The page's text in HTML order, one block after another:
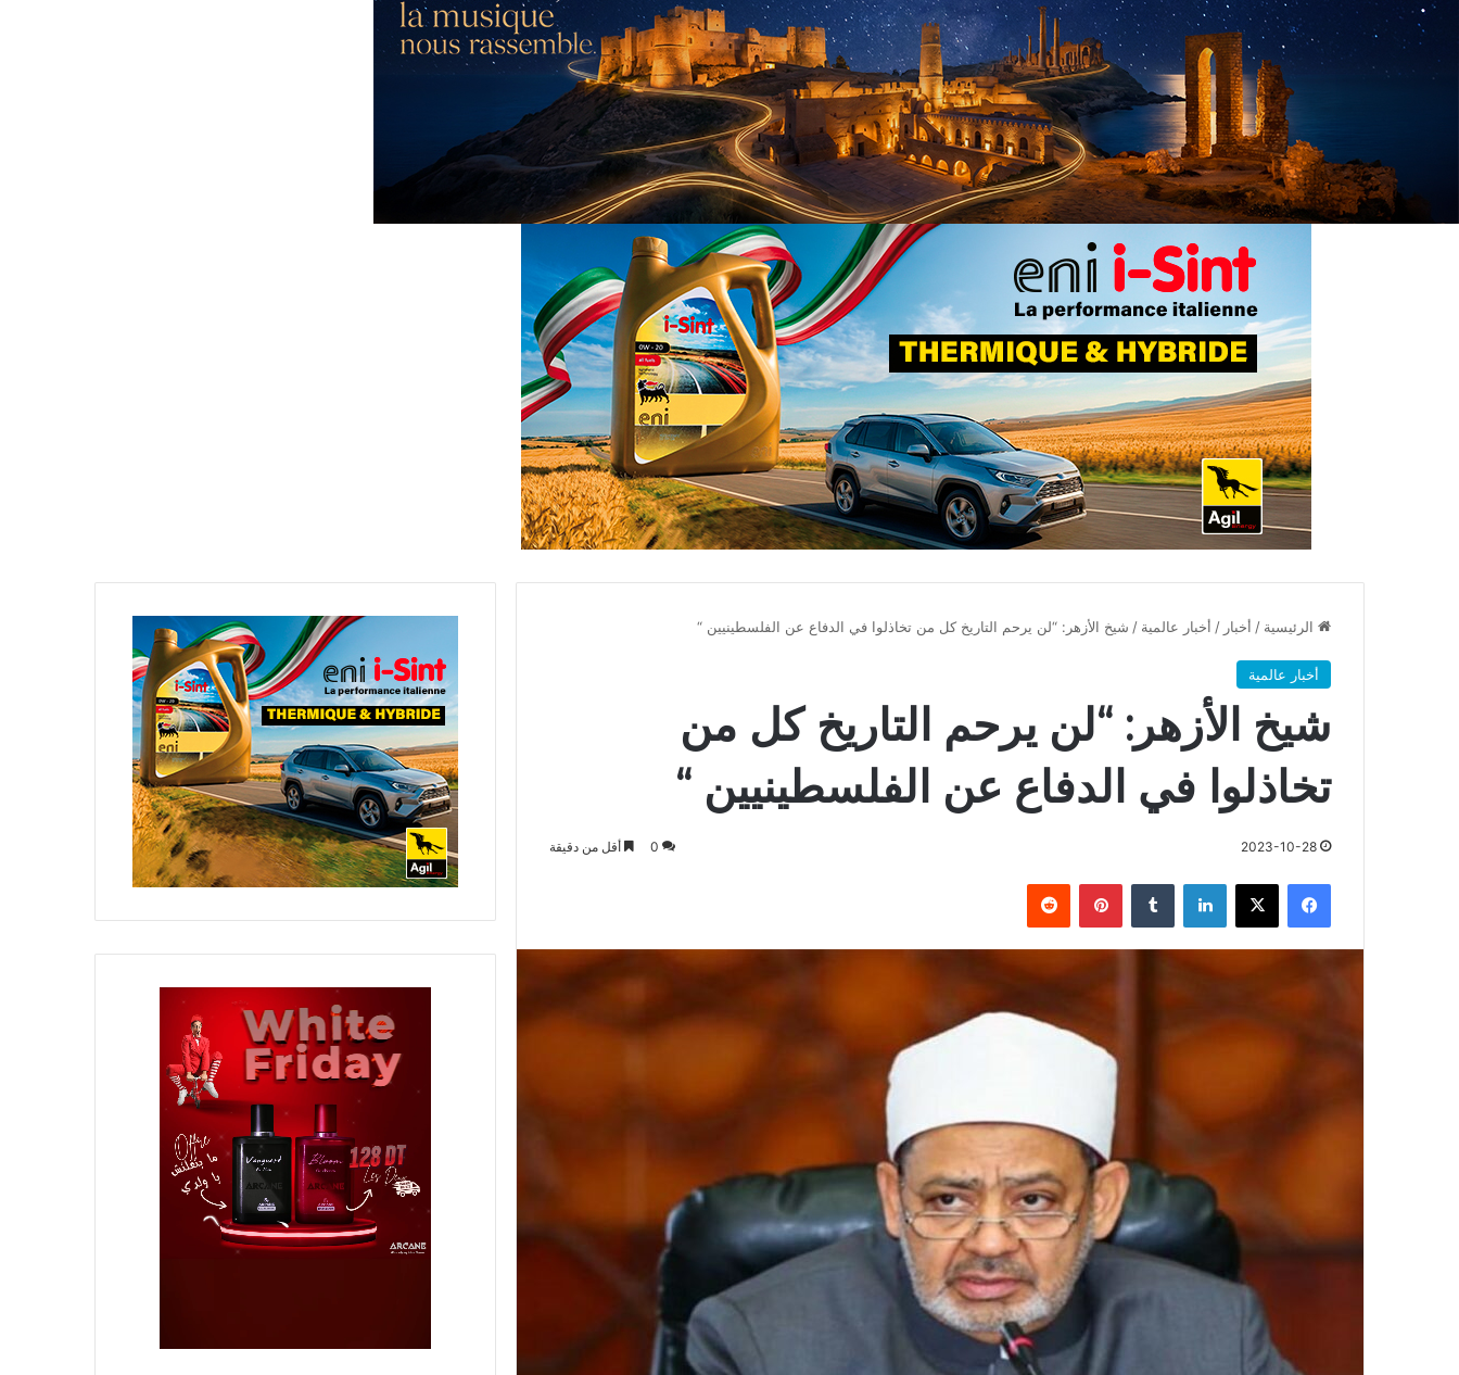
الرئيسية / أخبار / أخبار عالمية / شيخ الأزهر: “لن يرحم التاريخ كل من تخاذلوا في الدفاع عن الفلسطينيين “
أخبار عالمية
شيخ الأزهر: “لن يرحم التاريخ كل من
تخاذلوا في الدفاع عن الفلسطينيين “
2023-10-28
0 أقل من دقيقة
فيسبوك X لينكدإن بينتيريست